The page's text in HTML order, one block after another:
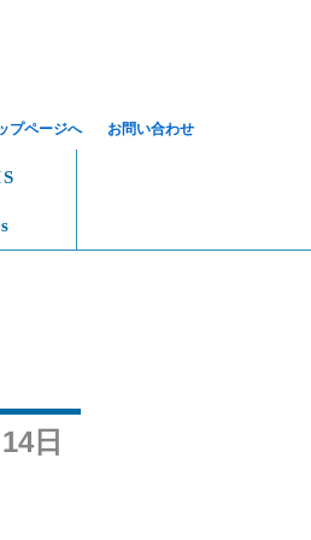
プページへ お問い合わせ
日